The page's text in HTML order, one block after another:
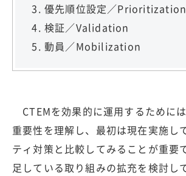
優先順位設定／Prioritization
検証／Validation
動員／Mobilization
CTEMを効果的に運用するために
重要性を理解し、最初は現在実施し
ティ対策と比較してみることが重要
足している取り組みの拡充を検討し